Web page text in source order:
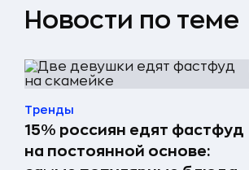
Новости по теме
Тренды
15% россиян едят фастфуд
на постоянной основе: